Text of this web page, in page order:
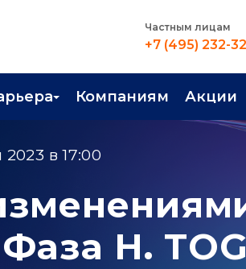
Частным лицам
+7 (495) 232-
в Центре
Компаниям Акции
в 17:00
H.